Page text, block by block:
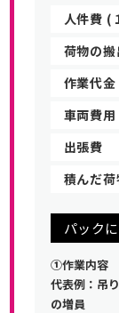
人件費 (
荷物の
作業代金
車両費用
出張費
積んだ
パック
①作業内容
代表例：吊
の増員